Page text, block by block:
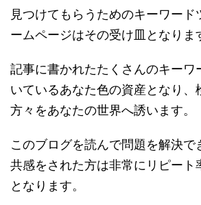
見つけてもらうためのキーワード
ームページはその受け皿となりま
記事に書かれたたくさんのキーワ
いているあなた色の資産となり、
方々をあなたの世界へ誘います。
このブログを読んで問題を解決で
共感をされた方は非常にリピート
となります。